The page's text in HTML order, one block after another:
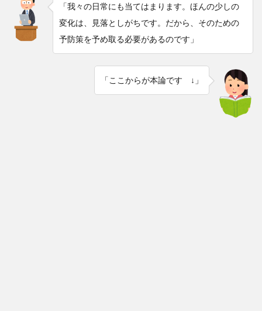
「我々の日常にも当てはまります。ほんの少しの
変化は、見落としがちです。だから、そのための
予防策を予め取る必要があるのです」
「ここからが本論です ↓」